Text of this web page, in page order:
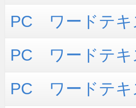
PC ワードテキ
PC ワードテキ
PC ワードテキ